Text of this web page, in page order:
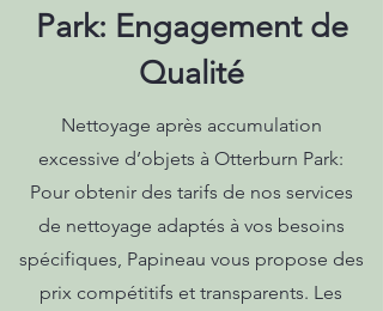
Park: Engagement de
Qualité
Nettoyage après accumulation
excessive d’objets à Otterburn Park:
Pour obtenir des tarifs de nos services
de nettoyage adaptés à vos besoins
spécifiques, Papineau vous propose des
prix compétitifs et transparents. Les